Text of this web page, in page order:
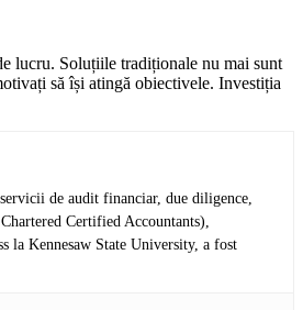
lucru. Soluțiile tradiționale nu mai sunt
să își atingă obiectivele. Investiția
de audit financiar, due diligence,
Certified Accountants),
Kennesaw State University, a fost